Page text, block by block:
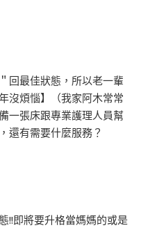
回最佳狀態，所以老一輩
沒煩惱】（我家阿木常常
一張床跟專業護理人員幫
還有需要什麼服務？
!!即將要升格當媽媽的或是